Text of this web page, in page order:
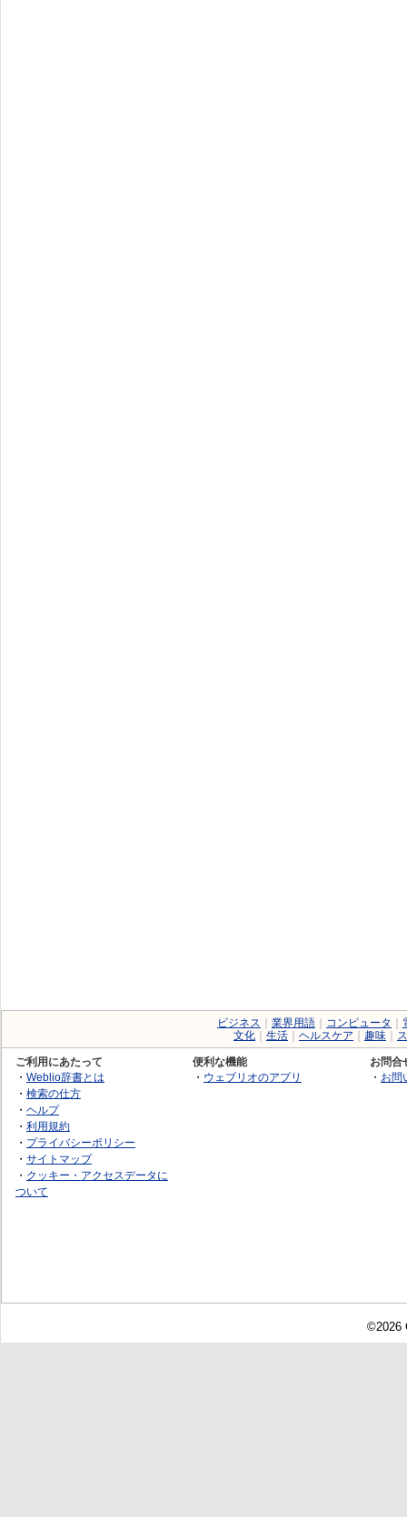
ビジネス 業界用語 コンピュータ
文化
生活 ヘルスケア 趣味
ご利用にあたって
・ Weblio辞書とは
・ 検索の仕方
・ ヘルプ
・ 利用規約
・ プライバシーポリシー
・ サイトマップ
・ クッキー・アクセスデータに
ついて
便利な機能
・ ウェブリオのアプリ
お問合
・ お問
©2026